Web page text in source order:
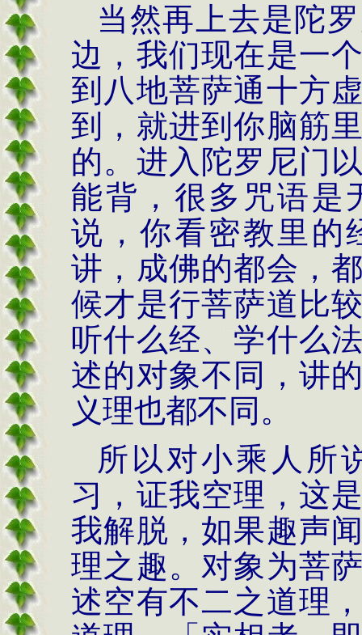
当然再上去是陀
边，我们现在是一
到八地菩萨通十方
到，就进到你脑筋
的。进入陀罗尼门
能背，很多咒语是
说，你看密教里的
讲，成佛的都会，
候才是行菩萨道比
听什么经、学什么
述的对象不同，讲
义理也都不同。
所以对小乘人所
习，证我空理，这
我解脱，如果趣声
理之趣。对象为菩
述空有不二之道理